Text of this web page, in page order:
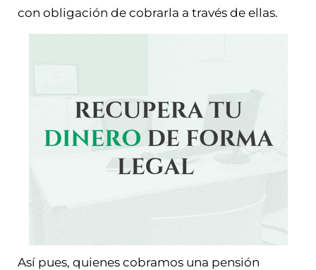
con obligación de cobrarla a través de ellas.
Así pues, quienes cobramos una pensión